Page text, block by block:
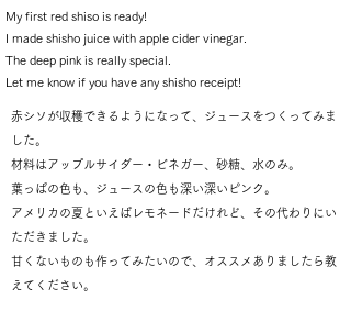
My first red shiso is ready!
I made shisho juice with apple cider vinegar.
The deep pink is really special.
Let me know if you have any shisho receipt!
赤シソが収穫できるようになって、ジュースをつくってみま
した。
材料はアップルサイダー・ビネガー、砂糖、水のみ。
葉っぱの色も、ジュースの色も深い深いピンク。
アメリカの夏といえばレモネードだけれど、その代わりにい
ただきました。
甘くないものも作ってみたいので、オススメありましたら教
えてください。